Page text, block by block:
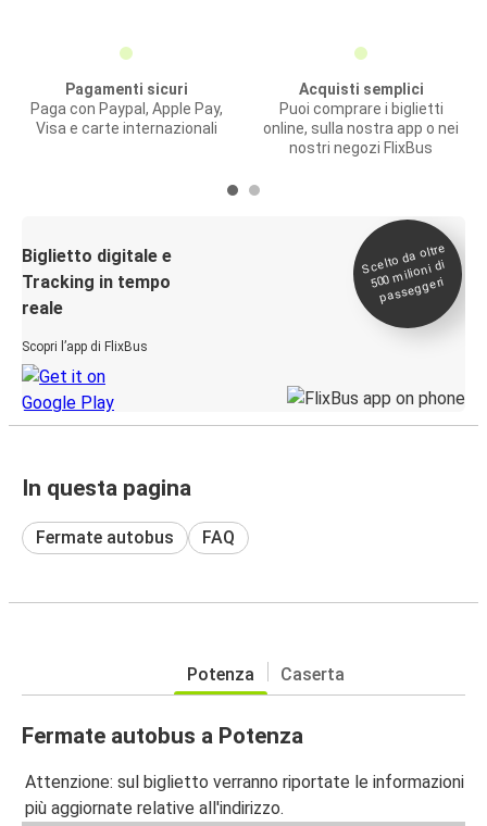
Pagamenti sicuri
Paga con Paypal, Apple Pay,
Visa e carte internazionali
Acquisti semplici
Puoi comprare i biglietti
online, sulla nostra app o nei
nostri negozi FlixBus
Biglietto digitale e
Tracking in tempo
reale
Scopri l’app di FlixBus
Scelto da oltre
500
milioni di
passeggeri
In questa pagina
Fermate autobus FAQ
Potenza Caserta
Fermate autobus a Potenza
Attenzione: sul biglietto verranno riportate le informazioni
più aggiornate relative all'indirizzo.